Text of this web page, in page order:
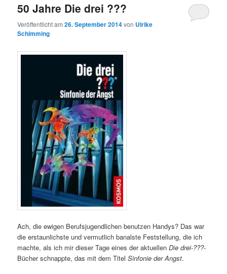
50 Jahre Die drei ???
Veröffentlicht am26. September 2014von Ulrike
Schimming
Ach, die ewigen Berufsjugendlichen benutzen Handys? Das war
die erstaunlichste und vermutlich banalste Feststellung, die ich
machte, als ich mir dieser Tage eines der aktuellenDie drei-???-
Bücher schnappte, das mit dem TitelSinfonie der Angst.